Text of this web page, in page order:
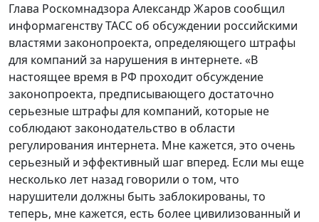
Глава Роскомнадзора Александр Жаров сообщил
информагенству ТАСС об обсуждении российскими
властями законопроекта, определяющего штрафы
для компаний за нарушения в интернете. «В
настоящее время в РФ проходит обсуждение
законопроекта, предписывающего достаточно
серьезные штрафы для компаний, которые не
соблюдают законодательство в области
регулирования интернета. Мне кажется, это очень
серьезный и эффективный шаг вперед. Если мы еще
несколько лет назад говорили о том, что
нарушители должны быть заблокированы, то
теперь, мне кажется, есть более цивилизованный и